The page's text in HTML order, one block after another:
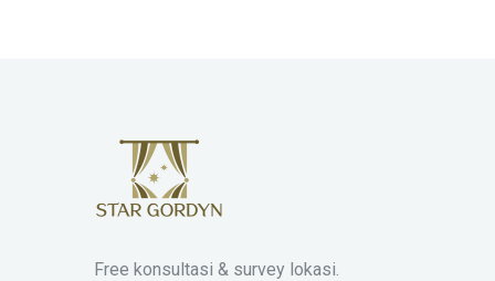
Free konsultasi & survey lokasi.